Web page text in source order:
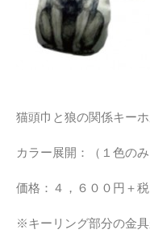
猫頭巾と狼の関係キー
カラー展開：（１色のみ
価格：４，６００円＋税
※キーリング部分の金具